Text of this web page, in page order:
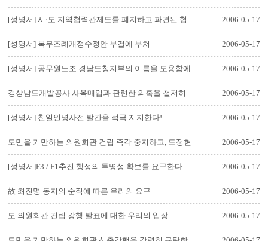
[성명서] 시·도 지역협력관제도를 폐지하고 파견된 협
력관은 소환하라.
2006-05-17
[성명서] 복무조례개정수정안 부결에 부쳐 2006-05-17
[성명서] 공무원노조 경남도청지부의 이름을 도용함에
분개하면서
2006-05-17
경상남도개발공사 사옥매입과 관련한 의혹을 철저히
조사하여 한점 의혹이 없…
2006-05-17
[성명서] 친일인명사전 발간을 적극 지지한다! 2006-05-17
도민을 기만하는 의원회관 건립 즉각 중지하고, 도정현
안사업 조사특위는 객…
2006-05-17
[성명서]F3 / F1추진 행정의 투명성 확보를 요구한다 2006-05-17
故 최진명 동지의 순직에 따른 우리의 요구 2006-05-17
도 의원회관 건립 강행 발표에 대한 우리의 입장 2006-05-17